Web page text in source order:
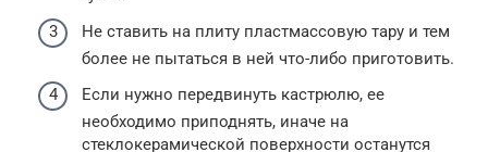
Не ставить на плиту пластмассовую тару и тем
более не пытаться в ней что-либо приготовить.
Если нужно передвинуть кастрюлю, ее
необходимо приподнять, иначе на
стеклокерамической поверхности останутся